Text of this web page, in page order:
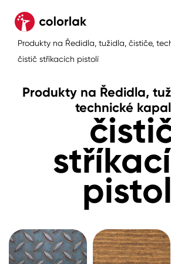
Maloobchod Velkoobchod
Tónovací systémy
Kariéra Reference
Sortiment
Kov
Beton, asfalt, minerální
Plast, sklo, keramika
Stěny
Fasády
Tónovací systémy
Colorlak Dekor
Colorlak Profi
Colorlak Pta
Sortiment
Produkty na Ředidla, tužidla, čističe,
čistič stříkacích pistolí
Produkty na Ředidla,
technické